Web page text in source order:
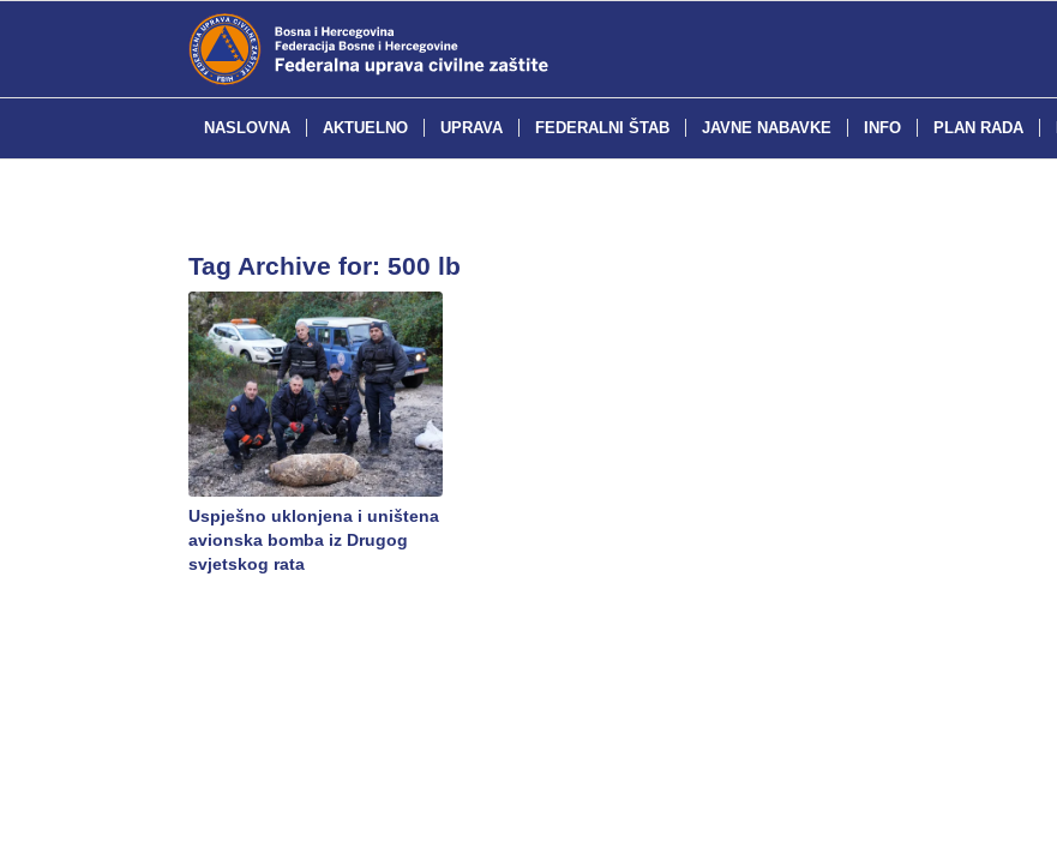
NASLOVNA AKTUELNO UPRAVA FEDERALNI ŠTAB JAVNE NABAVKE INFO PLAN RADA
Tag Archive for: 500 lb
Uspješno uklonjena i uništena
avionska bomba iz Drugog
svjetskog rata